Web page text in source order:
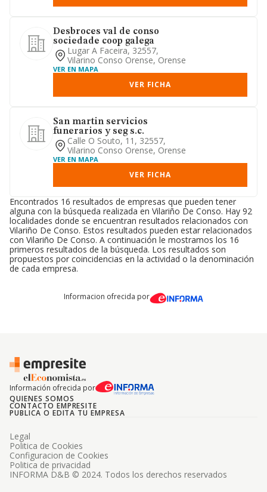
Desbroces val de conso
sociedade coop galega
Lugar A Faceira, 32557,
Vilarino Conso Orense, Orense
VER EN MAPA
VER FICHA
San martin servicios
funerarios y seg s.c.
Calle O Souto, 11, 32557,
Vilarino Conso Orense, Orense
VER EN MAPA
VER FICHA
Encontrados 16 resultados de empresas que pueden tener
alguna con la búsqueda realizada en Vilariño De Conso. Hay 92
localidades donde se encuentran resultados relacionados con
Vilariño De Conso. Estos resultados pueden estar relacionados
con Vilariño De Conso. A continuación le mostramos los 16
primeros resultados de la búsqueda. Los resultados son
propuestos por coincidencias en la actividad o la denominación
de cada empresa.
Informacion ofrecida por
Información ofrecida por
QUIENES SOMOS
CONTACTO EMPRESITE
PUBLICA O EDITA TU EMPRESA
INFORMA D&B © 2024. Todos los derechos reservados
Legal
Politica de Cookies
Configuracion de Cookies
Politica de privacidad